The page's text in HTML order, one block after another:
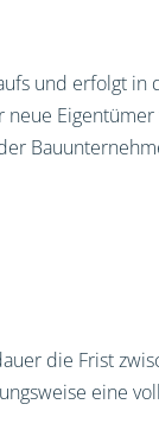
und erfolgt
die Frist
eine